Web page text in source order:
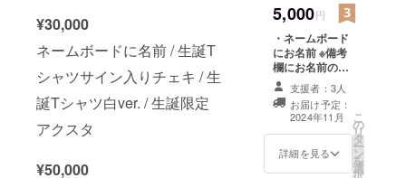
¥30,000
ネームボードに名前 / 生誕T
シャツサイン入りチェキ / 生
誕Tシャツ白ver. / 生誕限定
アクスタ
¥50,000
5,000円
・ネームボード
にお名前 ※備考
欄にお名前のご
記入をお願いい
たします ・生誕
Tシャツサイン入
りチェキ
支援者：3人
お届け予定：
2024年11月
詳細を見る
こ
の
リ
タ
ー
ン
を
選
択